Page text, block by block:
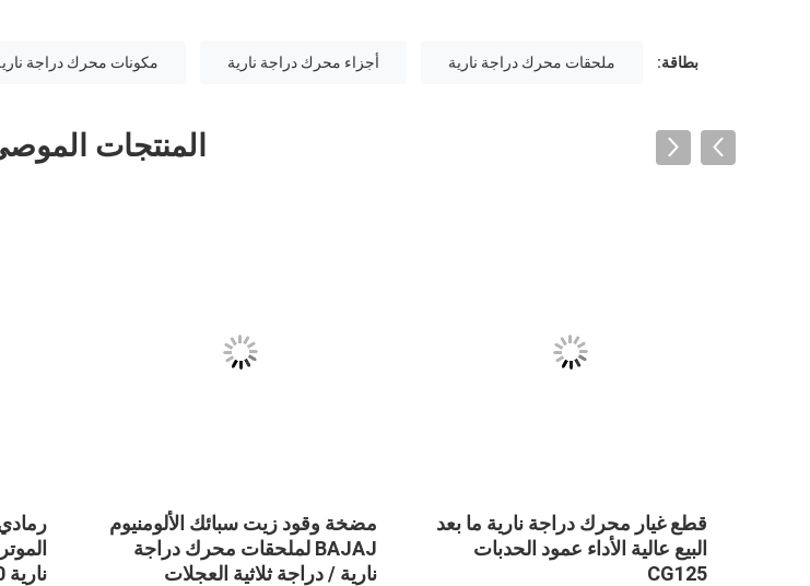
بطاقة: ملحقات محرك دراجة نارية أجزاء محرك دراجة نارية مكونات محرك دراجة
المنتجات
نارية BAJAJ100
مضخة وقود زيت سبائك الألومنيوم
BAJAJ لملحقات محرك دراجة
نارية / دراجة ثلاثية العجلات
قطع غيار محرك دراجة نارية ما بعد
البيع عالية الأداء عمود الحدبات
CG125